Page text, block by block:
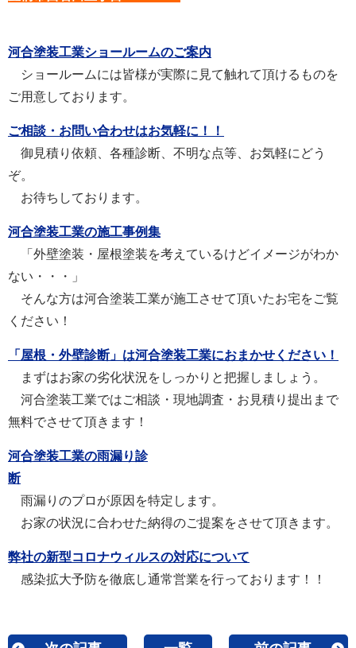
河合塗装工業ショールームのご案内
ショールームには皆様が実際に見て触れて頂けるものを
ご用意しております。
ご相談・お問い合わせはお気軽に！！
御見積り依頼、各種診断、不明な点等、お気軽にどう
ぞ。
お待ちしております。
河合塗装工業の施工事例集
「外壁塗装・屋根塗装を考えているけどイメージがわか
ない・・・」
そんな方は河合塗装工業が施工させて頂いたお宅をご覧
ください！
「屋根・外壁診断」は河合塗装工業におまかせください！
まずはお家の劣化状況をしっかりと把握しましょう。
河合塗装工業ではご相談・現地調査・お見積り提出まで
無料でさせて頂きます！
河合塗装工業の雨漏り診
断
雨漏りのプロが原因を特定します。
お家の状況に合わせた納得のご提案をさせて頂きます。
弊社の新型コロナウィルスの対応について
感染拡大予防を徹底し通常営業を行っております！！